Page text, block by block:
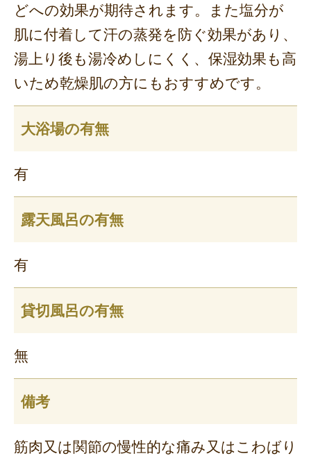
どへの効果が期待されます。また塩分が
肌に付着して汗の蒸発を防ぐ効果があり、
湯上り後も湯冷めしにくく、保湿効果も高
いため乾燥肌の方にもおすすめです。
大浴場の有無
有
露天風呂の有無
有
貸切風呂の有無
無
備考
筋肉又は関節の慢性的な痛み又はこわばり